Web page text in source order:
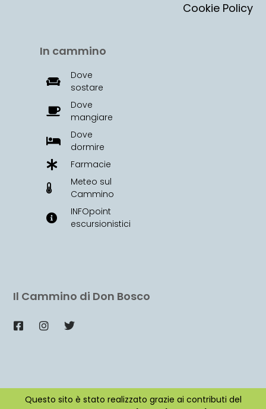
Il Cammino di Don Bosco
In cammino
Dove
sostare
Dove
mangiare
Dove
dormire
Farmacie
Meteo sul
Cammino
INFOpoint
escursionistici
Cookie Policy
Questo sito è stato realizzato grazie ai contributi del